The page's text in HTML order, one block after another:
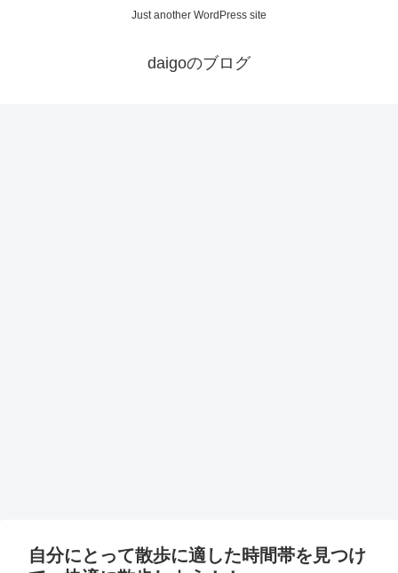
Just another WordPress site
daigoのブログ
自分にとって散歩に適した時間帯を見つけ